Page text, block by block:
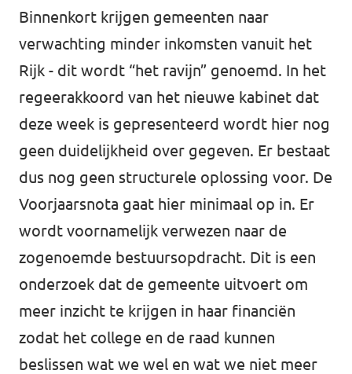
Binnenkort krijgen gemeenten naar
verwachting minder inkomsten vanuit het
Rijk - dit wordt “het ravijn” genoemd. In het
regeerakkoord van het nieuwe kabinet dat
deze week is gepresenteerd wordt hier nog
geen duidelijkheid over gegeven. Er bestaat
dus nog geen structurele oplossing voor. De
Voorjaarsnota gaat hier minimaal op in. Er
wordt voornamelijk verwezen naar de
zogenoemde bestuursopdracht. Dit is een
onderzoek dat de gemeente uitvoert om
meer inzicht te krijgen in haar financiën
zodat het college en de raad kunnen
beslissen wat we wel en wat we niet meer